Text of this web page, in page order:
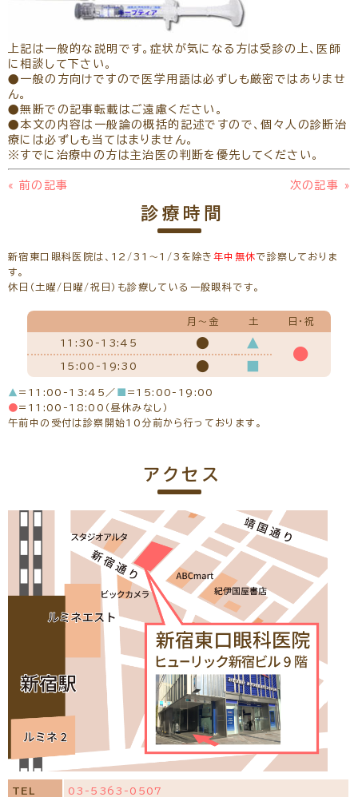
上記は一般的な説明です。症状が気になる方は受診の上、医師
に相談して下さい。
●一般の方向けですので医学用語は必ずしも厳密ではありませ
ん。
●無断での記事転載はご遠慮ください。
●本文の内容は一般論の概括的記述ですので、個々人の診断治
療には必ずしも当てはまりません。
※すでに治療中の方は主治医の判断を優先してください。
« 前の記事 次の記事 »
診療時間
新宿東口眼科医院は、12/31～1/3を除き 年中無休で診察しておりま
す。
休日（土曜/日曜/祝日）も診療している一般眼科です。
月～金 土 日・祝
11:30-13:45 ● ▲
●
15:00-19:30 ●
▲ =11:00-13:45／
=15:00-19:00
●=11:00-18:00（昼休みなし）
午前中の受付は診察開始10分前から行っております。
アクセス
TEL 03-5363-0507